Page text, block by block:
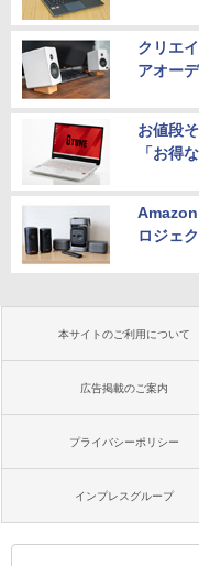
クリエ
アオー
お値段
「お得
ロジェ
本サイトのご利用について
広告掲載のご案内
プライバシーポリシー
インプレスグループ